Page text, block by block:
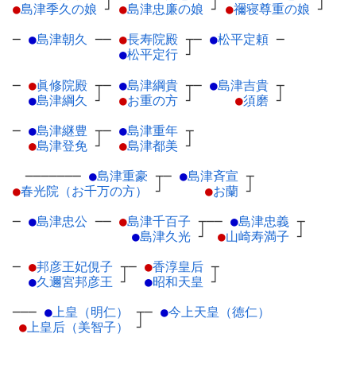
●島津季久の娘 ┘
●島津忠廉の娘 ┘
●禰寝尊重の娘 ┘
─ ●島津朝久 ── ●長寿院殿 ┬
●松平定行 ┘
─ ●松平定頼 ─
─ ●眞修院殿 ┬
●島津綱久 ┘
─ ●島津綱貴 ┬
●お重の方 ┘
─ ●島津吉貴 ┬
●須磨 ┘
─ ●島津継豊 ┬
●島津登免 ┘
─ ●島津重年 ┬
●島津都美 ┘
─────── ●島津重豪 ┬
●春光院（お千万の方） ┘
─ ●島津斉宣 ┬
●お蘭 ┘
─ ●島津忠公 ── ●島津千百子 ┬
●島津久光 ┘
── ●島津忠義 ┬
●山崎寿満子 ┘
─ ●邦彦王妃俔子 ┬
●久邇宮邦彦王 ┘
─ ●香淳皇后 ┬
●昭和天皇 ┘
─── ●上皇（明仁）
┬
●上皇后（美智子） ┘
─ ●今上天皇（徳仁）